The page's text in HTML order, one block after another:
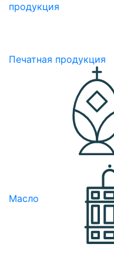
продукция
Печатная продукция
Масло